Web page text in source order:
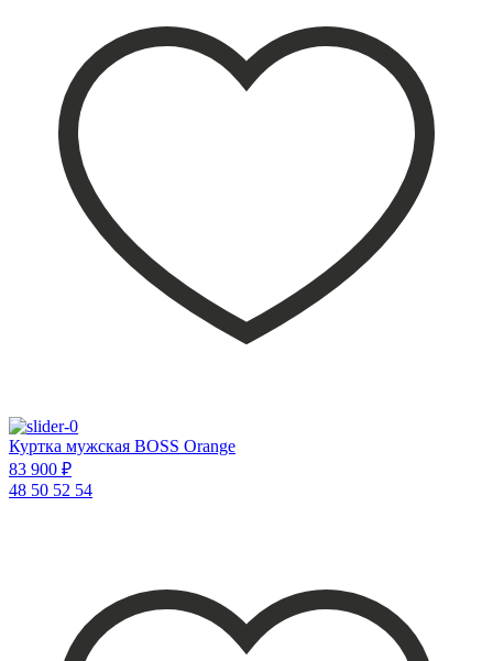
Куртка мужская BOSS Orange
83 900 ₽
48 50 52 54